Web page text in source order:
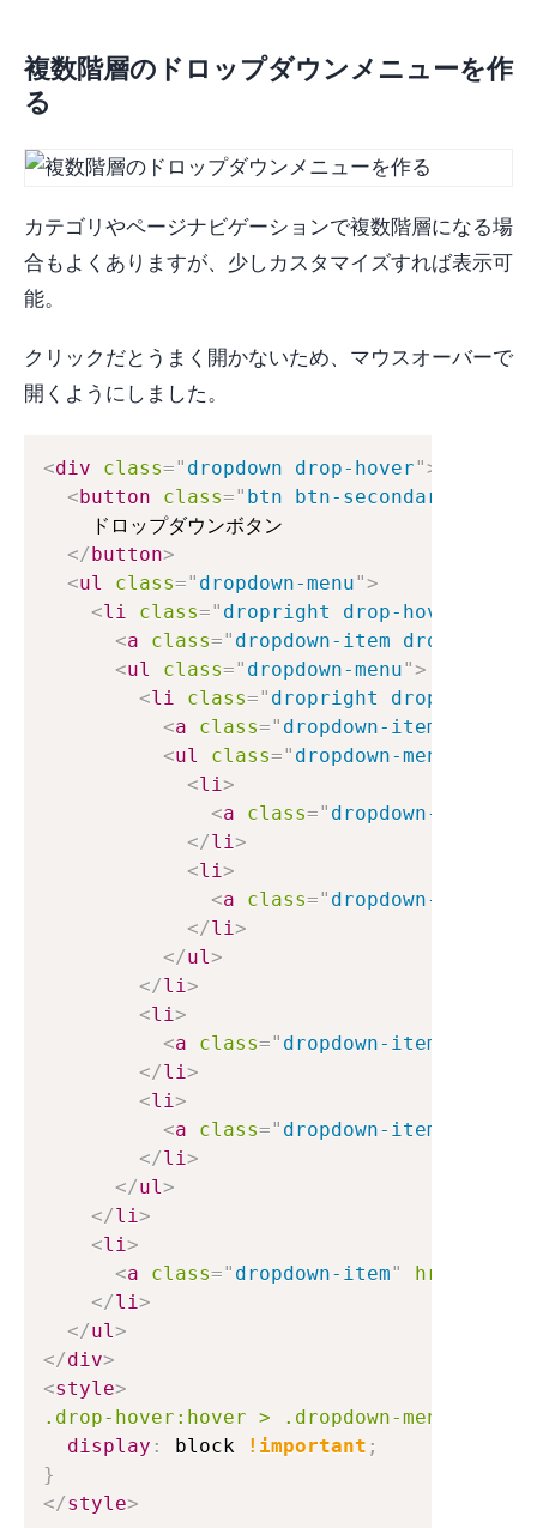
複数階層のドロップダウンメニューを作
る
カテゴリやページナビゲーションで複数階層になる場
合もよくありますが、少しカスタマイズすれば表示可
能。
クリックだとうまく開かないため、マウスオーバーで
開くようにしました。
<div class=" dropdown drop-hover">
< button class=" btn btn-secondary
    ドロップダウンボタン
</ button>
<ul class=" dropdown-menu">
<li class=" dropright drop-hover
<a class=" dropdown-item dropdown-
<ul class=" dropdown-menu">
<li class=" dropright drop-hover
<a class=" dropdown-item
<ul class=" dropdown-menu
<li>
<a class=" dropdown-item
</li>
<li>
<a class=" dropdown-item
</li>
</ul>
</li>
<li>
<a class=" dropdown-item
</li>
<li>
<a class=" dropdown-item
</li>
</ul>
</li>
<li>
<a class=" dropdown-item" href
</li>
</ul>
</div>
<style>
.drop-hover:hover > .dropdown-menu
display : block !important ;
}
</style>